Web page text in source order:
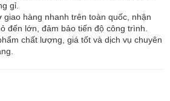
gỉ.
hàng nhanh trên toàn quốc, nhận
đến lớn, đảm bảo tiến độ công trình.
chất lượng, giá tốt và dịch vụ chuyên